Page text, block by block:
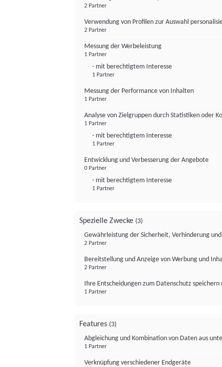
2 Partner
Verwendung von Profilen zur Auswahl
2 Partner
Messung der Werbeleistung
1 Partner
- mit berechtigtem Interesse
1 Partner
Messung der Performance von Inhalten
1 Partner
Analyse von Zielgruppen durch Statistiken oder
1 Partner
- mit berechtigtem Interesse
1 Partner
Entwicklung und Verbesserung der Angebote
0 Partner
- mit berechtigtem Interesse
1 Partner
Spezielle Zwecke (3)
Gewährleistung der Sicherheit, Verhinderung
2 Partner
Bereitstellung und Anzeige von Werbung und
2 Partner
Ihre Entscheidungen zum Datenschutz
1 Partner
Features (3)
Abgleichung und Kombination von Daten aus
1 Partner
Verknüpfung verschiedener Endgeräte